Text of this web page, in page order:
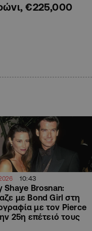
€225,000
10:43
Shaye Brosnan:
με Bond Girl στη
με τον Pierce
25η επέτειό τους